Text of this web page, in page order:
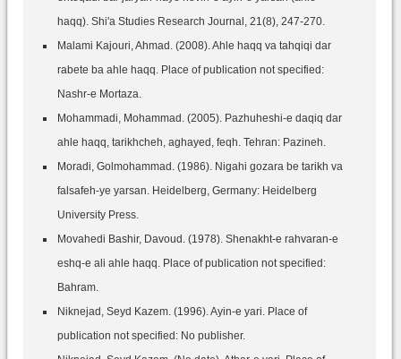
haqq). Shi'a Studies Research Journal, 21(8), 247-270.
Malami Kajouri, Ahmad. (2008). Ahle haqq va tahqiqi dar
rabete ba ahle haqq. Place of publication not specified:
Nashr-e Mortaza.
Mohammadi, Mohammad. (2005). Pazhuheshi-e daqiq dar
ahle haqq, tarikhcheh, aghayed, feqh. Tehran: Pazineh.
Moradi, Golmohammad. (1986). Nigahi gozara be tarikh va
falsafeh-ye yarsan. Heidelberg, Germany: Heidelberg
University Press.
Movahedi Bashir, Davoud. (1978). Shenakht-e rahvaran-e
eshq-e ali ahle haqq. Place of publication not specified:
Bahram.
Niknejad, Seyd Kazem. (1996). Ayin-e yari. Place of
publication not specified: No publisher.